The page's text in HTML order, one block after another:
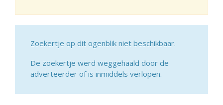
Zoekertje op dit ogenblik niet beschikbaar.
De zoekertje werd weggehaald door de
adverteerder of is inmiddels verlopen.